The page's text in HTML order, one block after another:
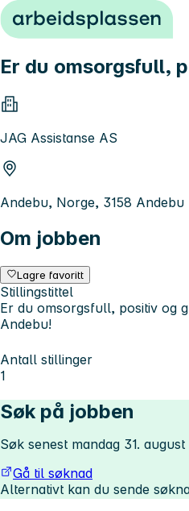
Hopp til innhold
Er du omsorgsfull,
JAG Assistanse AS
Andebu, Norge, 3158 Andebu
Om jobben
Lagre favoritt
Stillingstittel
Er du omsorgsfull, positiv og
Andebu!
Antall stillinger
1
Søk på jobben
Søk senest mandag 31. august
Gå til søknad
Alternativt kan du sende